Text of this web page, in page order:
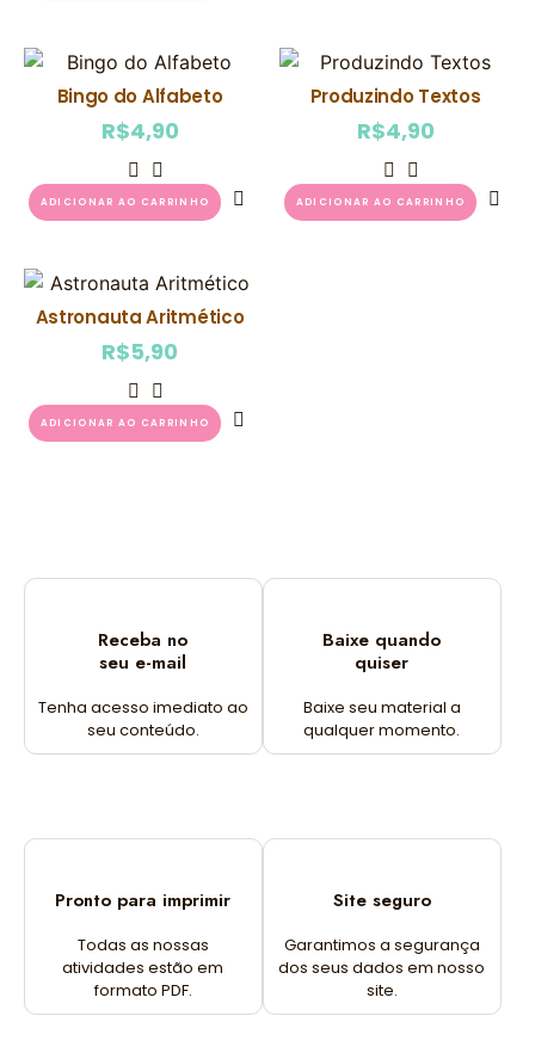
Bingo do Alfabeto
R$4,90
ADICIONAR AO CARRINHO
Produzindo Textos
R$4,90
ADICIONAR AO CARRINHO
Astronauta Aritmético
R$5,90
ADICIONAR AO CARRINHO
Receba no
seu e-mail
Tenha acesso imediato ao
seu conteúdo.
Baixe quando
quiser
Baixe seu material a
qualquer momento.
Pronto para imprimir
Todas as nossas
atividades estão em
formato PDF.
Site seguro
Garantimos a segurança
dos seus dados em nosso
site.